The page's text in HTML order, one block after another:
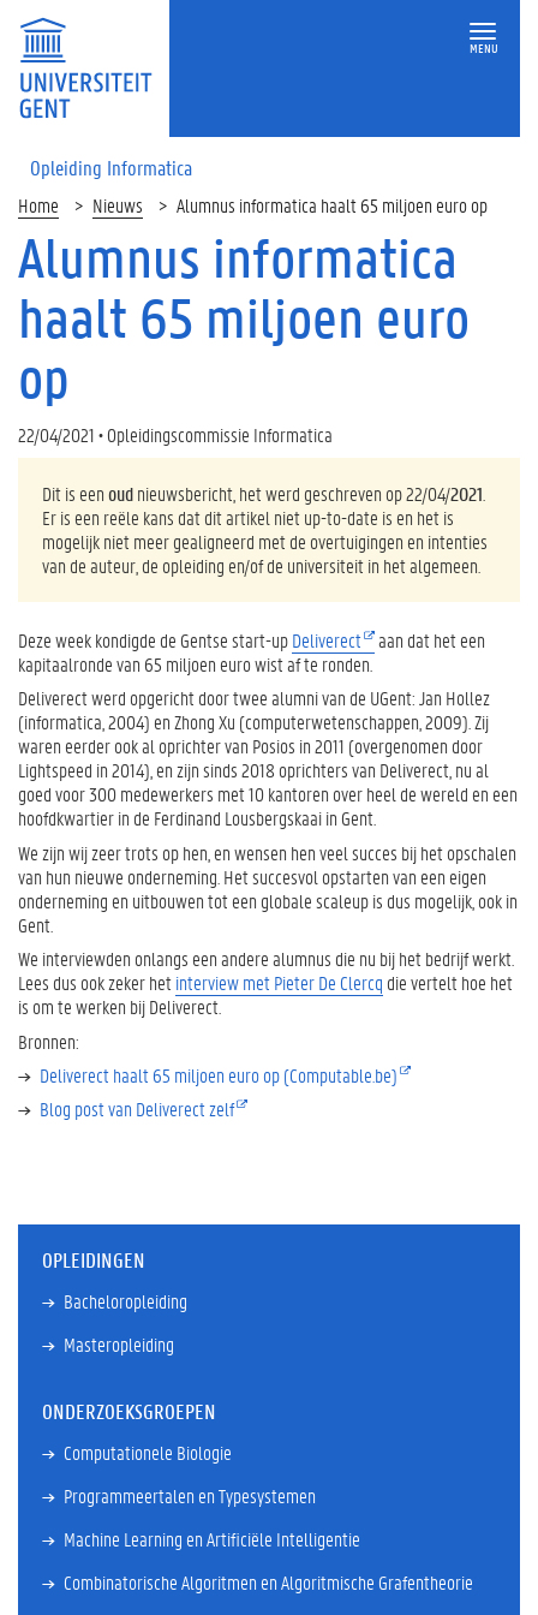
MENU
Opleiding Informatica
Home Nieuws Alumnus informatica haalt 65 miljoen euro op
Alumnus informatica
haalt 65 miljoen euro
op
22/04/2021 • Opleidingscommissie Informatica
Dit is eenoudnieuwsbericht, het werd geschreven op 22/04/2021
Er is een reële kans dat dit artikel niet up-to-date is en het is
mogelijk niet meer gealigneerd met de overtuigingen en intenties
van de auteur, de opleiding en/of de universiteit in het algemeen.
Deze week kondigde de Gentse start-upDeliverect
aan dat het een
kapitaalronde van 65 miljoen euro wist af te ronden.
Deliverect werd opgericht door twee alumni van de UGent: Jan Hollez
(informatica, 2004) en Zhong Xu (computerwetenschappen, 2009). Zij
waren eerder ook al oprichter van Posios in 2011 (overgenomen door
Lightspeed in 2014), en zijn sinds 2018 oprichters van Deliverect, nu al
goed voor 300 medewerkers met 10 kantoren over heel de wereld en een
hoofdkwartier in de Ferdinand Lousbergskaai in Gent.
We zijn wij zeer trots op hen, en wensen hen veel succes bij het opschalen
van hun nieuwe onderneming. Het succesvol opstarten van een eigen
onderneming en uitbouwen tot een globale scaleup is dus mogelijk, ook in
Gent.
We interviewden onlangs een andere alumnus die nu bij het bedrijf werkt.
Lees dus ook zeker hetinterview met Pieter De Clercq die vertelt hoe het
is om te werken bij Deliverect.
Bronnen:
Deliverect haalt 65 miljoen euro op (Computable.be)
Blog post van Deliverect zelf
OPLEIDINGEN
Bacheloropleiding
Masteropleiding
ONDERZOEKSGROEPEN
Computationele Biologie
Programmeertalen en Typesystemen
Machine Learning en Artificiële Intelligentie
Combinatorische Algoritmen en Algoritmische Grafentheorie